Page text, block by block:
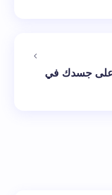
على جسدك في